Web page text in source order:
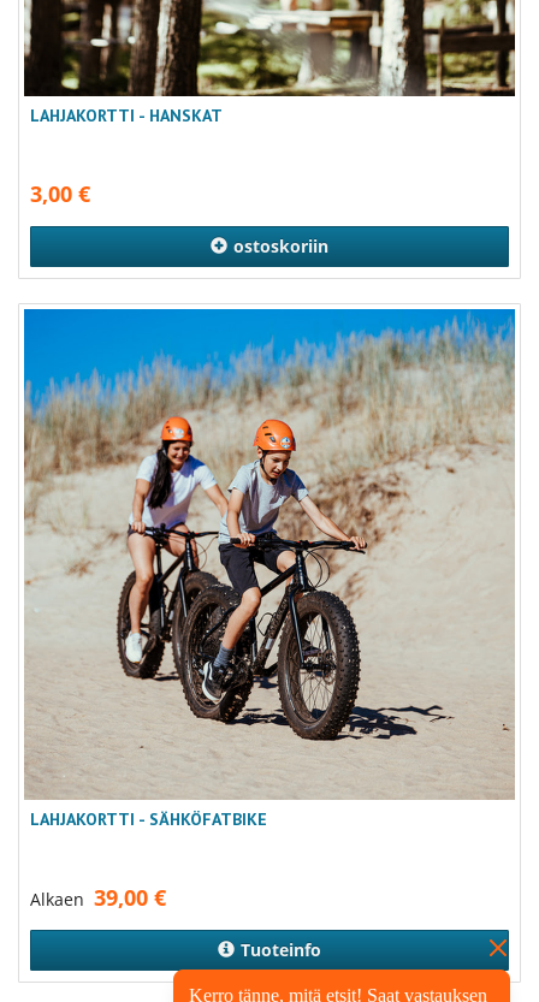
Kerro tänne, mitä etsit! Saat
LAHJAKORTTI - HANSKAT
3,00 €
ostoskoriin
LAHJAKORTTI - SÄHKÖFATBIKE
Alkaen 39,00 €
Tuoteinfo